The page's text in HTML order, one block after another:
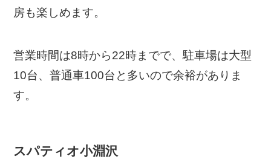
房も楽しめます。
営業時間は8時から22時までで、駐車場は大型
10台、普通車100台と多いので余裕がありま
す。
スパティオ小淵沢